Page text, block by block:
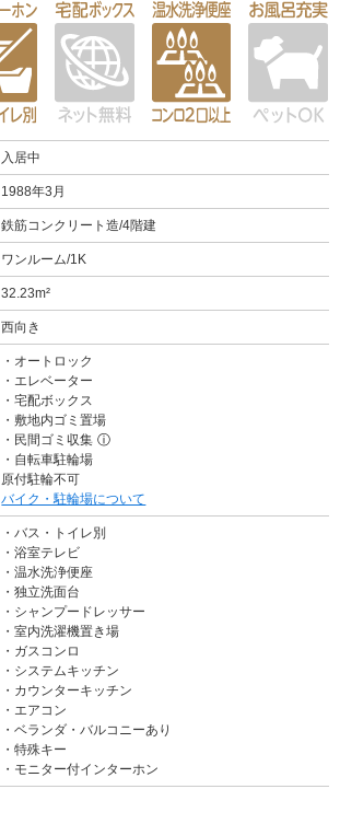
入居中
1988年3月
鉄筋コンクリート造/4階建
ワンルーム/1K
32.23m²
西向き
オートロック
エレベーター
宅配ボックス
敷地内ゴミ置場
民間ゴミ収集 ⓘ
自転車駐輪場
原付駐輪不可
バイク・駐輪場について
バス・トイレ別
浴室テレビ
温水洗浄便座
独立洗面台
シャンプードレッサー
室内洗濯機置き場
ガスコンロ
システムキッチン
カウンターキッチン
エアコン
ベランダ・バルコニーあり
特殊キー
モニター付インターホン